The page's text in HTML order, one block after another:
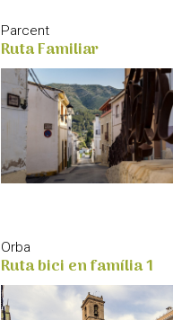
Parcent
Ruta Familiar
Orba
Ruta bici en família 1